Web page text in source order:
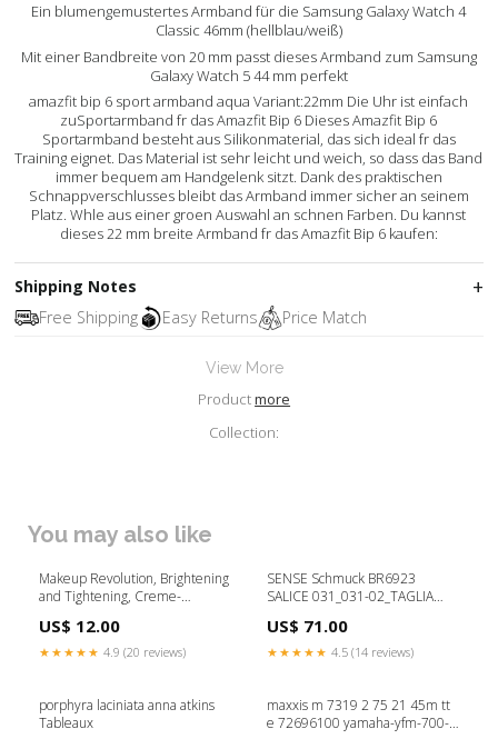
Ein blumengemustertes Armband für die Samsung Galaxy Watch 4
Classic 46mm (hellblau/weiß)
Mit einer Bandbreite von 20 mm passt dieses Armband zum Samsung
Galaxy Watch 5 44 mm perfekt
amazfit bip 6 sport armband aqua Variant:22mm Die Uhr ist einfach
zuSportarmband fr das Amazfit Bip 6 Dieses Amazfit Bip 6
Sportarmband besteht aus Silikonmaterial, das sich ideal fr das
Training eignet. Das Material ist sehr leicht und weich, so dass das Band
immer bequem am Handgelenk sitzt. Dank des praktischen
Schnappverschlusses bleibt das Armband immer sicher an seinem
Platz. Whle aus einer groen Auswahl an schnen Farben. Du kannst
dieses 22 mm breite Armband fr das Amazfit Bip 6 kaufen:
Shipping Notes
Free Shipping
Easy Returns Price Match
View More
Productmore
Collection:
You may also like
Makeup Revolution, Brightening
and Tightening, Creme-
ml leichte handhabung
US$ 12.00
★★★★★ 4.9 (20 reviews)
SENSE Schmuck BR6923
SALICE 031_031-02_TAGLIA
US$ 71.00
★★★★★ 4.5 (14 reviews)
porphyra laciniata anna atkins
Tableaux
maxxis m 7319 2 75 21 45m tt
e 72696100 yamaha-yfm-700-